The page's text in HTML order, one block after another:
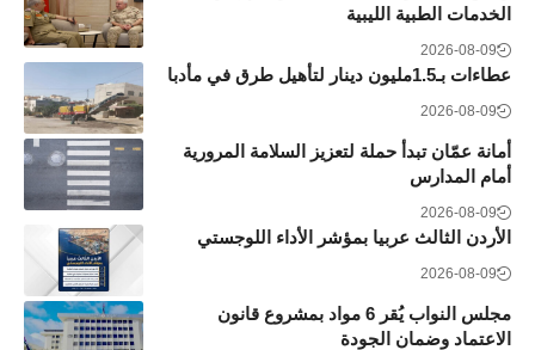
الخدمات الطبية الليبية
2026-08-09
عطاءات بـ1.5مليون دينار لتأهيل طرق في مأدبا
2026-08-09
أمانة عمّان تبدأ حملة لتعزيز السلامة المرورية
أمام المدارس
2026-08-09
الأردن الثالث عربيا بمؤشر الأداء اللوجستي
2026-08-09
مجلس النواب يُقر 6 مواد بمشروع قانون
الاعتماد وضمان الجودة